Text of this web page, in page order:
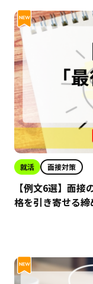
就活 面接対策
【例文6選】面
格を引き寄せる